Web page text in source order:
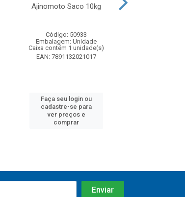
Ajinomoto Saco 10kg
Código: 50933
Embalagem: Unidade
Caixa contém 1 unidade(s)
EAN: 7891132021017
Faça seu login ou
cadastre-se para
ver preços e
comprar